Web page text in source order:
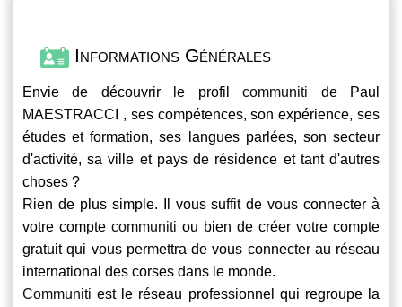
Informations Générales
Envie de découvrir le profilcommuniti de Paul
MAESTRACCI , ses compétences, son expérience, ses
études et formation, ses langues parlées, son secteur
d'activité, sa ville et pays de résidence et tant d'autres
choses ?
Rien de plus simple. Il vous suffit de vous connecter à
votre compte communiti ou bien de créer votre compte
gratuit qui vous permettra de vous connecter au réseau
international des corses dans le monde.
Communiti est le réseau professionnel qui regroupe la